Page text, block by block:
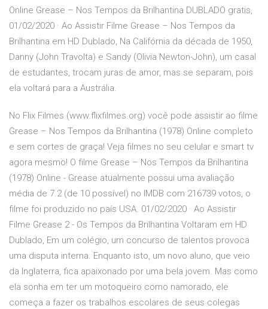
Online Grease – Nos Tempos da Brilhantina DUBLADO gratis,
01/02/2020 · Ao Assistir Filme Grease – Nos Tempos da
Brilhantina em HD Dublado, Na Califórnia da década de 1950,
Danny (John Travolta) e Sandy (Olivia Newton-John), um casal
de estudantes, trocam juras de amor, mas se separam, pois
ela voltará para a Austrália.
No Flix Filmes (www.flixfilmes.org) você pode assistir ao filme
Grease – Nos Tempos da Brilhantina (1978) Online completo
e sem cortes de graça! Veja filmes no seu celular e smart tv
agora mesmo! O filme Grease – Nos Tempos da Brilhantina
(1978) Online - Grease atualmente possui uma avaliação
média de 7.2 (de 10 possível) no IMDB com 216739 votos, o
filme foi produzido no país USA. 01/02/2020 · Ao Assistir
Filme Grease 2 - Os Tempos da Brilhantina Voltaram em HD
Dublado, Em um colégio, um concurso de talentos provoca
uma disputa interna. Enquanto isto, um novo aluno, que veio
da Inglaterra, fica apaixonado por uma bela jovem. Mas como
ela sonha em ter um motoqueiro como namorado, ele
começa a fazer os trabalhos escolares de seus colegas